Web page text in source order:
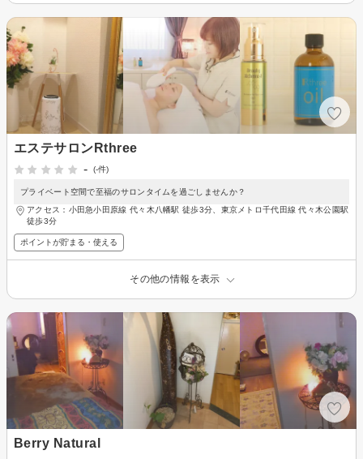
エステサロンRthree
-
(-件)
プライベート空間で至福のサロンタイムを過ごしませんか？
アクセス：小田急小田原線 代々木八幡駅 徒歩3分、東京メトロ千代田線 代々木公園駅
徒歩3分
ポイントが貯まる・使える
その他の情報を表示
Berry Natural